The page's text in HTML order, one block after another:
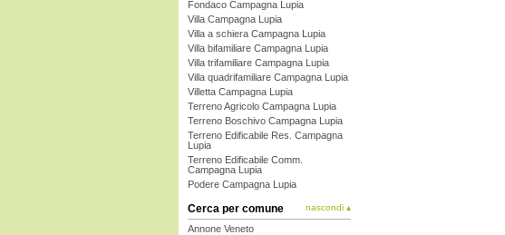
Fondaco Campagna Lupia
Villa Campagna Lupia
Villa a schiera Campagna Lupia
Villa bifamiliare Campagna Lupia
Villa trifamiliare Campagna Lupia
Villa quadrifamiliare Campagna Lupia
Villetta Campagna Lupia
Terreno Agricolo Campagna Lupia
Terreno Boschivo Campagna Lupia
Terreno Edificabile Res. Campagna
Lupia
Terreno Edificabile Comm.
Campagna Lupia
Podere Campagna Lupia
Cerca per comune nascondi ▴
Annone Veneto